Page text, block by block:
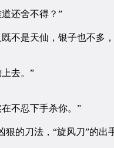
还舍不得？”
是天仙，银子也不多
去。”
不忍下手杀你。”
刀法，“旋风刀”的出